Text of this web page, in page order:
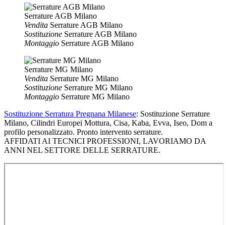
Serrature AGB Milano
Vendita Serrature AGB Milano
Sostituzione Serrature AGB Milano
Montaggio Serrature AGB Milano
Serrature MG Milano
Vendita Serrature MG Milano
Sostituzione Serrature MG Milano
Montaggio Serrature MG Milano
Sostituzione Serratura Pregnana Milanese: Sostituzione Serrature
Milano, Cilindri Europei Mottura, Cisa, Kaba, Evva, Iseo, Dom a
profilo personalizzato. Pronto intervento serrature.
AFFIDATI AI TECNICI PROFESSIONI, LAVORIAMO DA
ANNI NEL SETTORE DELLE SERRATURE.